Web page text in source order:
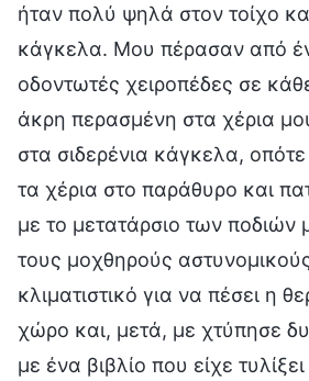
ήταν πολύ ψηλά στον τοίχο
κάγκελα. Μου πέρασαν από
οδοντωτές χειροπέδες σε
άκρη περασμένη στα χέρια
στα σιδερένια κάγκελα,
τα χέρια στο παράθυρο και
με το μετατάρσιο των
τους μοχθηρούς
κλιματιστικό για να πέσει η
χώρο και, μετά, με χτύπησε
με ένα βιβλίο που είχε